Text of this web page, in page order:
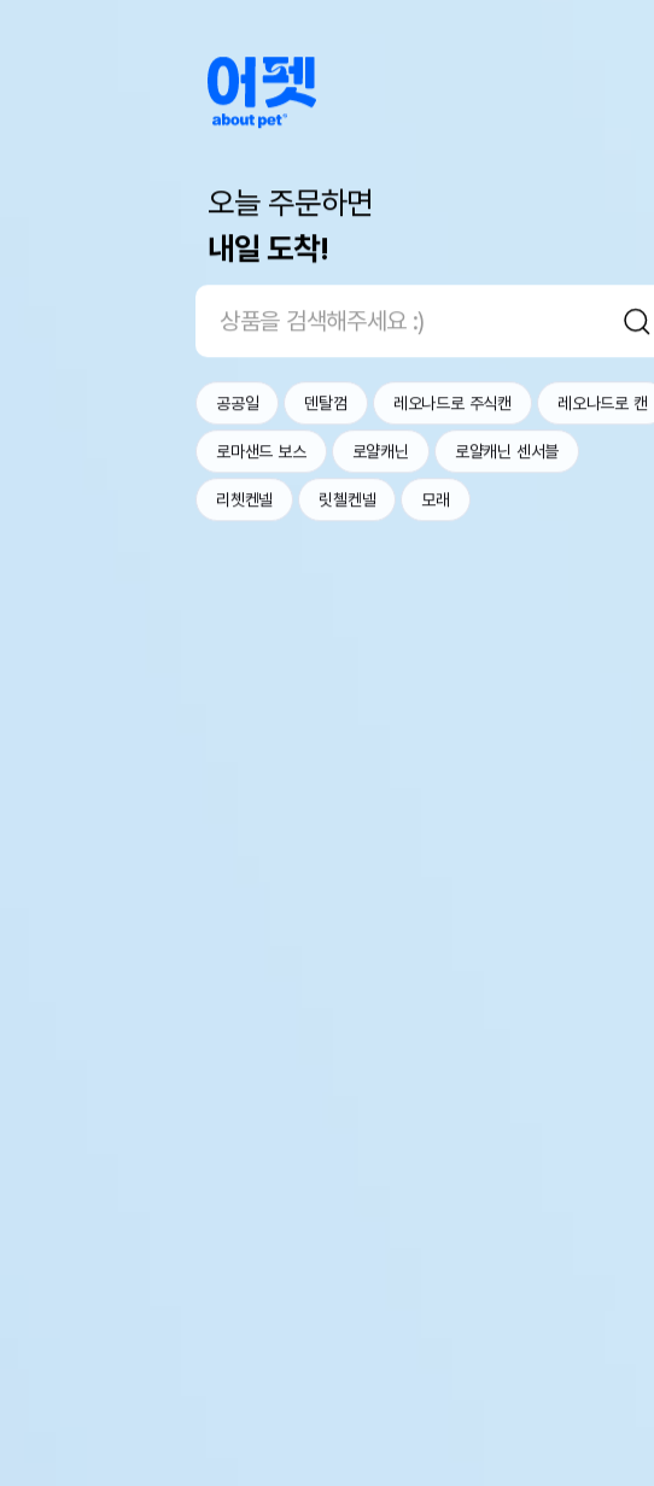
오늘 주문하면
내일 도착!
공공일 덴탈껌 레오나드로 주식캔 레오나드로 캔
로마샌드 보스 로얄캐닌 로얄캐닌 센서블
리쳇켄넬 릿첼켄넬 모래